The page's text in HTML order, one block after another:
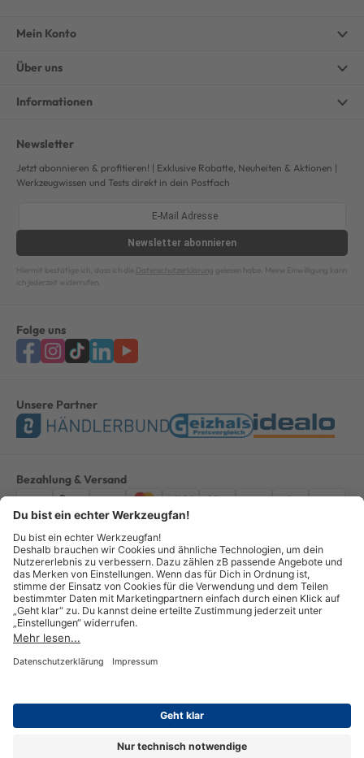
Mein Konto
Über uns
Informationen
Newsletter
Jetzt abonnieren & profitieren! | Exklusive Rabatte, Neuheiten & Aktionen |
Werkzeugwissen und Tests direkt in dein Postfach
Newsletter abonnieren
Hiermit bestätige ich, dass ich die Datenschutzerklärung gelesen habe. Meine Einwilligung kann
ich jederzeit widerrufen.
Folge uns
Unsere Partner
Bezahlung & Versand
ImpressumAGBDatenschutzWiderruf Vertrag widerrufen
Alle Preise verstehen sich inkl. ges. MwSt. *Kostenloser Versand innerhalb
Deutschlands, bei Bestellungen ab 100,00 Euro.
© Copyright 2026 GOTOOLS GmbH - Alle Rechte vorbehalten. powered by
createyourtemplate